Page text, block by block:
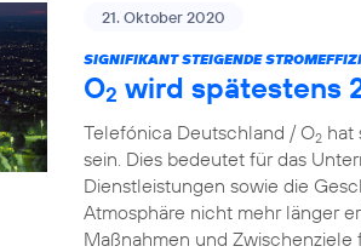
21. Oktober 2020
SIGNIFIKANT STEIGENDE
O2 wird spätestens
Telefónica Deutschland / O2 hat
sein. Dies bedeutet für das
Dienstleistungen sowie die
Atmosphäre nicht mehr länger
Maßnahmen und